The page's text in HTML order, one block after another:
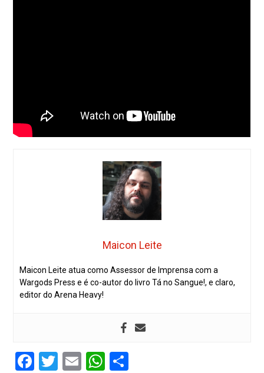
Maicon Leite
Maicon Leite atua como Assessor de Imprensa com a
Wargods Press e é co-autor do livro Tá no Sangue!, e claro,
editor do Arena Heavy!
Facebook
Twitter
EmailWhatsApp